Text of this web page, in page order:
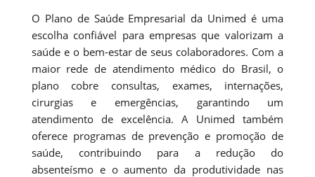
O Plano de Saúde Empresarial da Unimed é uma
escolha confiável para empresas que valorizam a
saúde e o bem-estar de seus colaboradores. Com a
maior rede de atendimento médico do Brasil, o
plano cobre consultas, exames, internações,
cirurgias e emergências, garantindo um
atendimento de excelência. A Unimed também
oferece programas de prevenção e promoção de
saúde, contribuindo para a redução do
absenteísmo e o aumento da produtividade nas